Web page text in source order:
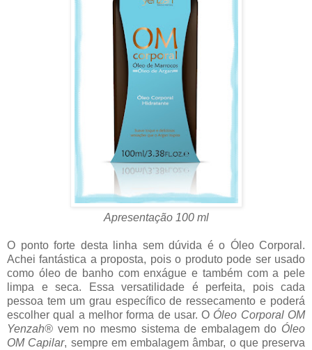
Apresentação 100 ml
O ponto forte desta linha sem dúvida é o Óleo Corporal.
Achei fantástica a proposta, pois o produto pode ser usado
como óleo de banho com enxágue e também com a pele
limpa e seca. Essa versatilidade é perfeita, pois cada
pessoa tem um grau específico de ressecamento e poderá
escolher qual a melhor forma de usar. O Óleo Corporal OM
Yenzah® vem no mesmo sistema de embalagem do Óleo
OM Capilar, sempre em embalagem âmbar, o que preserva